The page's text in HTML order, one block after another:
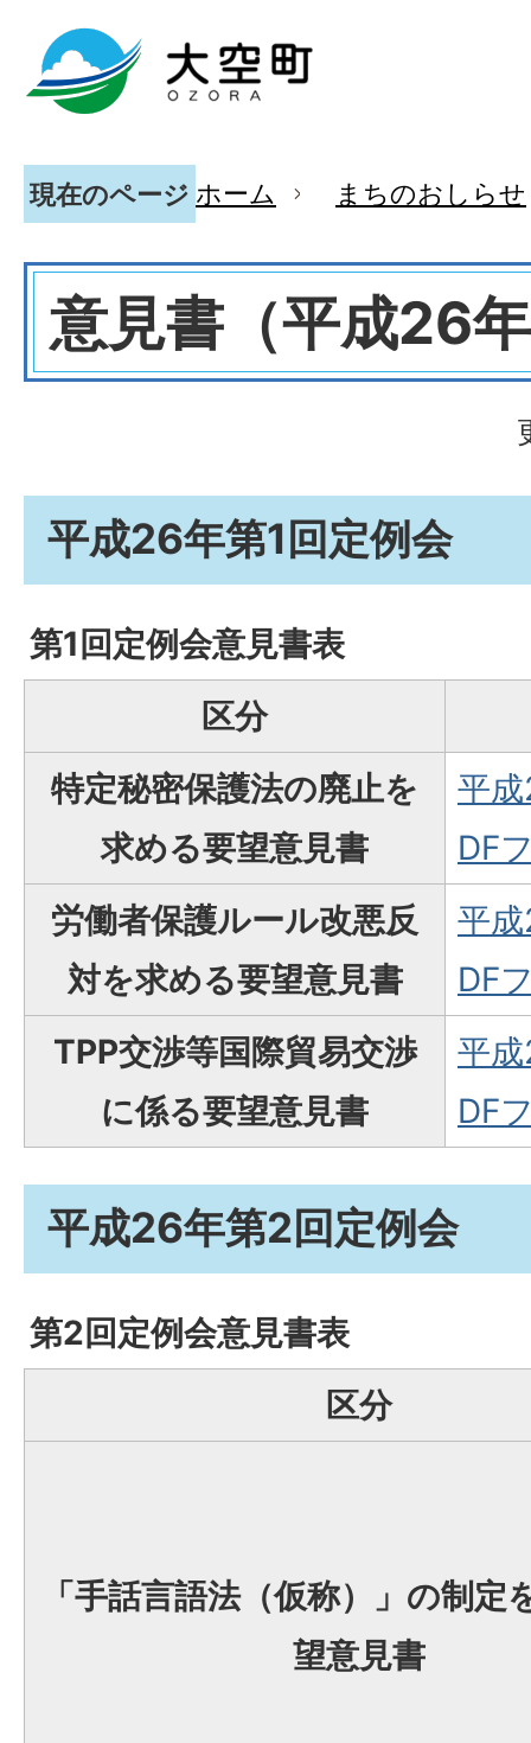
現在のページ ホーム まちのおしらせ
意見書（平成26
平成26年第1回定例会
第1回定例会意見書表
区分
特定秘密保護法の廃止を
求める要望意見書
平
DF
労働者保護ルール改悪反
対を求める要望意見書
平
DF
TPP交渉等国際貿易交渉
に係る要望意見書
平
DF
平成26年第2回定例会
第2回定例会意見書表
区分
「手話言語法（仮称）」の制定
望意見書